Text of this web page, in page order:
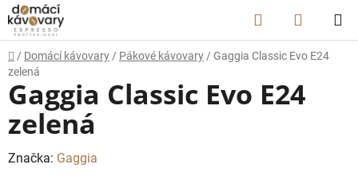
Prejsť
na
obsah
Hľadať
KOŠÍK
Domov
/ Domácí kávovary / Pákové kávovary / Gaggia Classic Evo E24
zelená
Gaggia Classic Evo E24
zelená
Značka: Gaggia